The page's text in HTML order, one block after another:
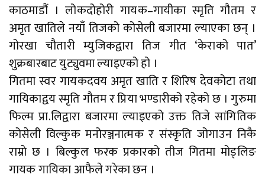
काठमाडौं । लोकदोहोरी गायक–गायीका स्मृति गौतम र
अमृत खातिले नयाँ तिजको कोसेली बजारमा ल्याएका छन् ।
गोरखा चौतारी म्युजिकद्वारा तिज गीत ‘केराको पात’
शुक्रबारबाट युट्युवमा ल्याइएको हो ।
गितमा स्वर गायकदवय अमृत खाति र शिरिष देवकोटा तथा
गायिकाद्वय स्मृति गौतम र प्रिया भण्डारीको रहेको छ । गुरुमा
फिल्म प्रा.लिद्वारा बजारमा ल्याइएको उक्त तिजे सांगितिक
कोसेली विल्कुक मनोरञ्जनात्मक र संस्कृति जोगाउन निकै
राम्राे छ । बिल्कुल फरक प्रकारको तीज गितमा मोड्लिङ
गायक गायिका आफैले गरेका छन ।